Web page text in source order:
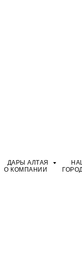
ДАРЫ АЛТАЯ
О КОМПАНИИ